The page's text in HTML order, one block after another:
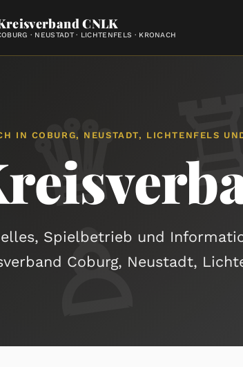
CNLK
· NEUSTADT · LICHTENFELS · KRONACH
IN COBURG, NEUSTADT, LICHTENFELS
Spielbetrieb und
Coburg, Neustadt,